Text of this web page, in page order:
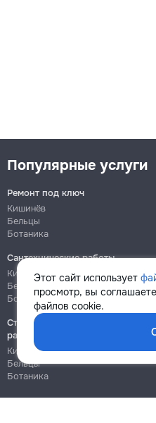
Этот сайт использует
просмотр, вы
файлов cookie.
Популярные услуги
Ремонт под ключ
Кишинёв
Бельцы
Ботаника
Сантехнические работы
Кишинёв
Бельцы
Ботаника
Строительно-монтажные
работы
Кишинёв
Бельцы
Ботаника